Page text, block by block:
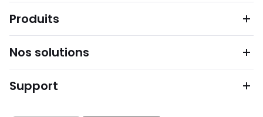
Produits
Nos solutions
Support